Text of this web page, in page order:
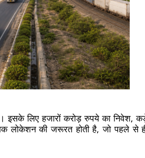
इसके लिए हजारों करोड़ रुपये का निवेश,
लोकेशन की जरूरत होती है, जो पहले से